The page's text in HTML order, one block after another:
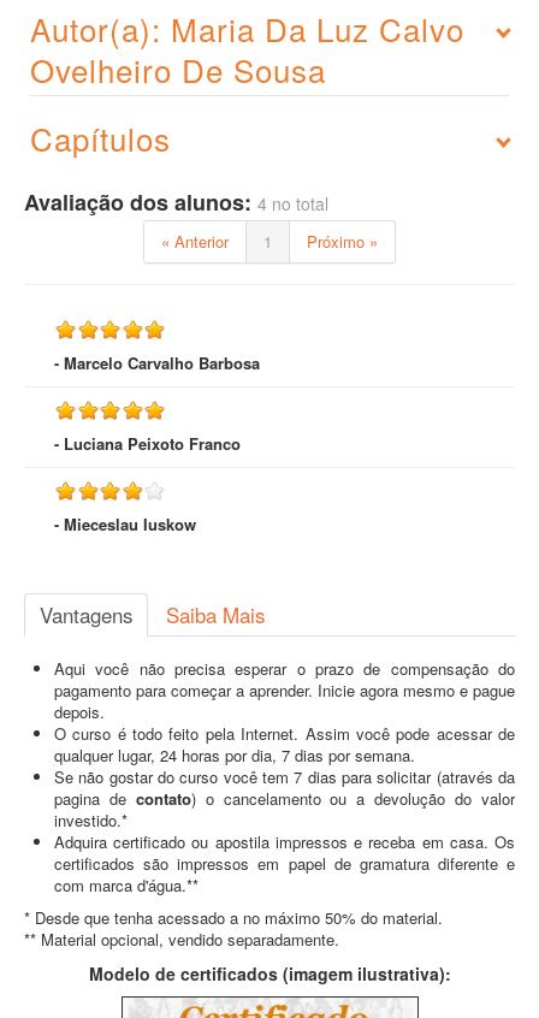
Autor(a): Maria Da Luz Calvo
Ovelheiro De Sousa
Capítulos
Avaliação dos alunos: 4 no total
« Anterior 1 Próximo »
- Marcelo Carvalho Barbosa
- Luciana Peixoto Franco
- Mieceslau Iuskow
Vantagens Saiba Mais
Aqui você não precisa esperar o prazo de compensação do
pagamento para começar a aprender. Inicie agora mesmo e pague
depois.
O curso é todo feito pela Internet. Assim você pode acessar de
qualquer lugar, 24 horas por dia, 7 dias por semana.
Se não gostar do curso você tem 7 dias para solicitar (através da
pagina de contato) o cancelamento ou a devolução do valor
investido.*
Adquira certificado ou apostila impressos e receba em casa. Os
certificados são impressos em papel de gramatura diferente e
com marca d'água.**
* Desde que tenha acessado a no máximo 50% do material.
** Material opcional, vendido separadamente.
Modelo de certificados (imagem ilustrativa):